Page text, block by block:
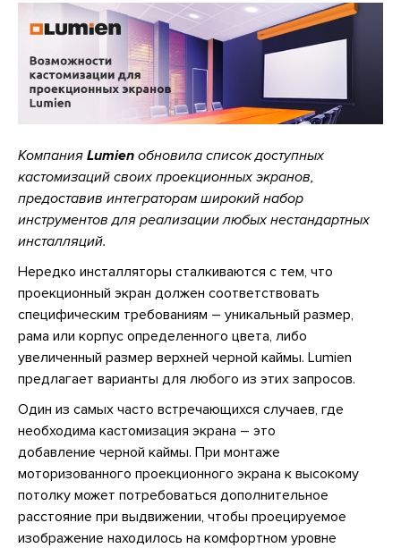
Компания Lumien обновила список доступных
кастомизаций своих проекционных экранов,
предоставив интеграторам широкий набор
инструментов для реализации любых нестандартных
инсталляций.
Нередко инсталляторы сталкиваются с тем, что
проекционный экран должен соответствовать
специфическим требованиям – уникальный размер,
рама или корпус определенного цвета, либо
увеличенный размер верхней черной каймы. Lumien
предлагает варианты для любого из этих запросов.
Один из самых часто встречающихся случаев, где
необходима кастомизация экрана – это
добавление черной каймы. При монтаже
моторизованного проекционного экрана к высокому
потолку может потребоваться дополнительное
расстояние при выдвижении, чтобы проецируемое
изображение находилось на комфортном уровне